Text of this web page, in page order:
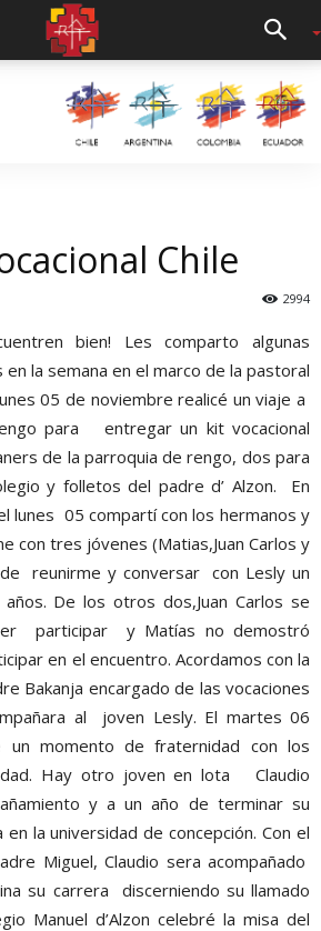
Chile
2994
bien! Les comparto algunas
la semana en el marco de la pastoral
05 de noviembre realicé un viaje a
para entregar un kit vocacional
de la parroquia de rengo, dos para
y folletos del padre d’ Alzon. En
lunes 05 compartí con los hermanos y
con tres jóvenes (Matias,Juan Carlos y
reunirme y conversar con Lesly un
De los otros dos,Juan Carlos se
participar y Matías no demostró
en el encuentro. Acordamos con la
Bakanja encargado de las vocaciones
al joven Lesly. El martes 06
momento de fraternidad con los
Hay otro joven en lota Claudio
y a un año de terminar su
la universidad de concepción. Con el
Miguel, Claudio sera acompañado
su carrera discerniendo su llamado
Manuel d’Alzon celebré la misa del